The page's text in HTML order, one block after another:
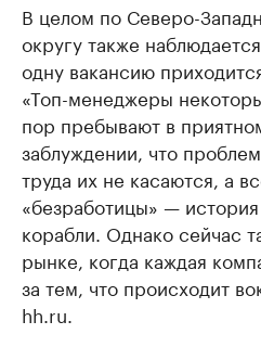
В целом по Северо-
округу также
одну вакансию
«Топ-менеджеры
пор пребывают в
заблуждении, что
труда их не касаются, а
«безработицы» —
корабли. Однако сейчас
рынке, когда каждая
за тем, что происходит
hh.ru.